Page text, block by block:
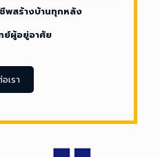
านมือ
างบ้าน
ให้
ย์ผู้อยู่
ย
พสร้างบ้านทุกหลัง
ย์ผู้อยู่อาศัย
เรา